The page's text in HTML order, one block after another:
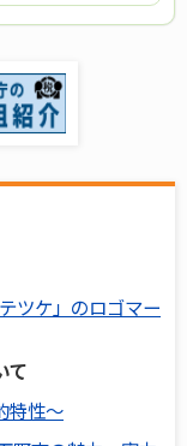
ツケ」のロゴマー
て
特性～